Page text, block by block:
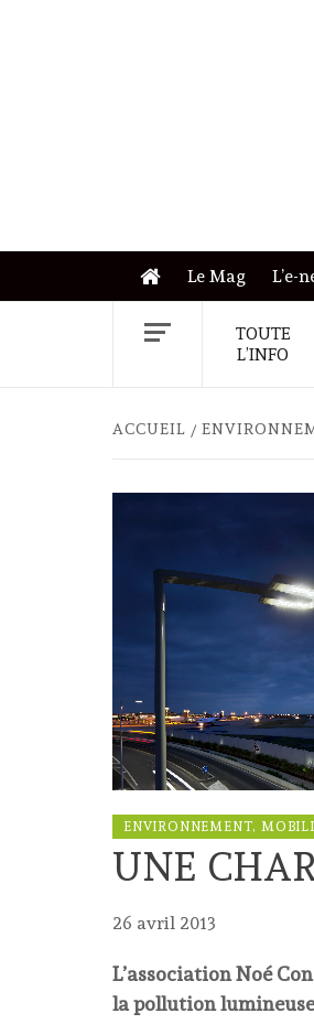
Le Mag L’e-
TOUTE
L’INFO
ACCUEIL
ENVIRONNEMENT,
UNE
26 avril 2013
L’association Noé
la pollution